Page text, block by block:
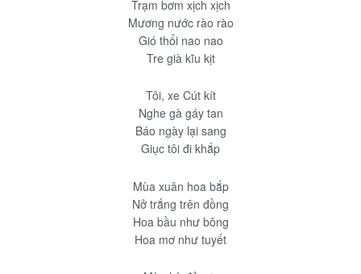
Trạm bơm xịch xịch
Mương nước rào rào
Gió thổi nao nao
Tre già kĩu kịt
Tôi, xe Cút kít
Nghe gà gáy tan
Báo ngày lại sang
Giục tôi đi khắp
Mùa xuân hoa bắp
Nở trắng trên đồng
Hoa bầu như bông
Hoa mơ như tuyết